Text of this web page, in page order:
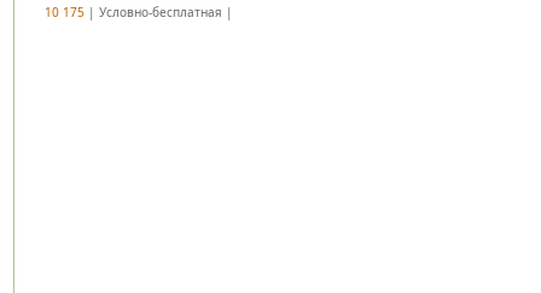
10 175| Условно-бесплатная |